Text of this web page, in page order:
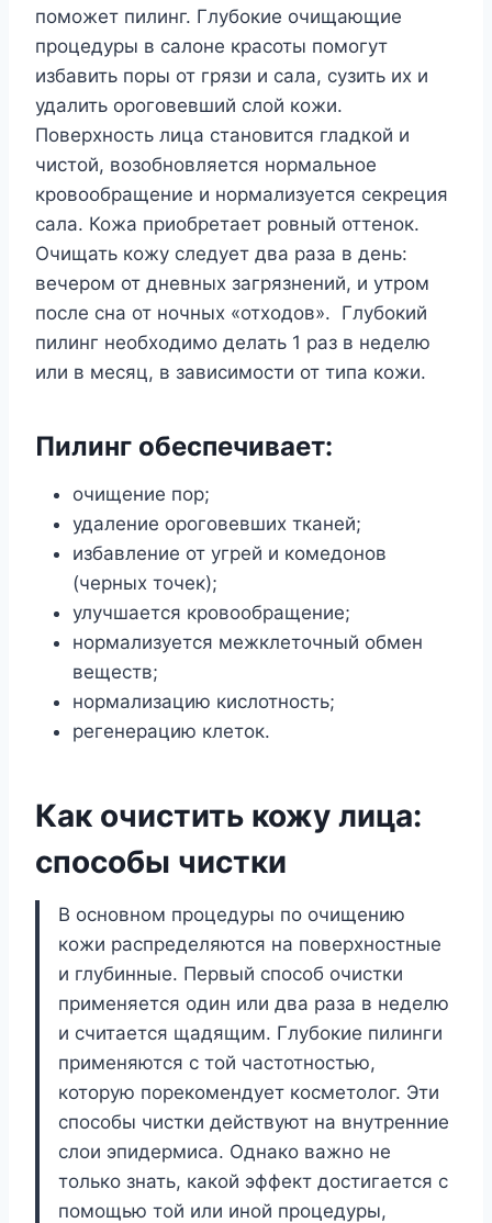
поможет пилинг. Глубокие очищающие
процедуры в салоне красоты помогут
избавить поры от грязи и сала, сузить их и
удалить ороговевший слой кожи.
Поверхность лица становится гладкой и
чистой, возобновляется нормальное
кровообращение и нормализуется секреция
сала. Кожа приобретает ровный оттенок.
Очищать кожу следует два раза в день:
вечером от дневных загрязнений, и утром
после сна от ночных «отходов». Глубокий
пилинг необходимо делать 1 раз в неделю
или в месяц, в зависимости от типа кожи.
Пилинг обеспечивает:
очищение пор;
удаление ороговевших тканей;
избавление от угрей и комедонов
(черных точек);
улучшается кровообращение;
нормализуется межклеточный обмен
веществ;
нормализацию кислотность;
регенерацию клеток.
Как очистить кожу лица:
способы чистки
В основном процедуры по очищению
кожи распределяются на поверхностные
и глубинные. Первый способ очистки
применяется один или два раза в неделю
и считается щадящим. Глубокие пилинги
применяются с той частотностью,
которую порекомендует косметолог. Эти
способы чистки действуют на внутренние
слои эпидермиса. Однако важно не
только знать, какой эффект достигается с
помощью той или иной процедуры,